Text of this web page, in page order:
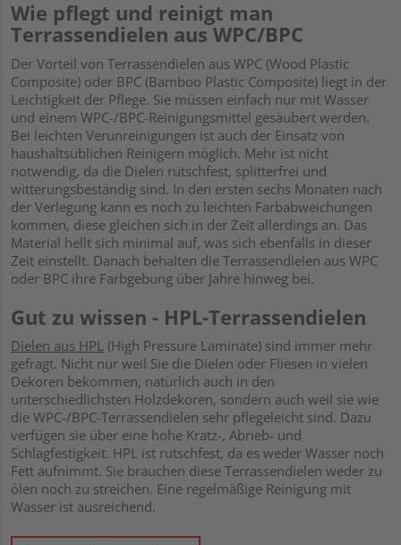
Wie pflegt und reinigt man
Terrassendielen aus WPC/BPC
Der Vorteil von Terrassendielen aus WPC (Wood Plastic
Composite) oder BPC (Bamboo Plastic Composite) liegt in der
Leichtigkeit der Pflege. Sie müssen einfach nur mit Wasser
und einem WPC-/BPC-Reinigungsmittel gesäubert werden.
Bei leichten Verunreinigungen ist auch der Einsatz von
haushaltsüblichen Reinigern möglich. Mehr ist nicht
notwendig, da die Dielen rutschfest, splitterfrei und
witterungsbeständig sind. In den ersten sechs Monaten nach
der Verlegung kann es noch zu leichten Farbabweichungen
kommen, diese gleichen sich in der Zeit allerdings an. Das
Material hellt sich minimal auf, was sich ebenfalls in dieser
Zeit einstellt. Danach behalten die Terrassendielen aus WPC
oder BPC ihre Farbgebung über Jahre hinweg bei.
Gut zu wissen - HPL-Terrassendielen
Dielen aus HPL (High Pressure Laminate) sind immer mehr
gefragt. Nicht nur weil Sie die Dielen oder Fliesen in vielen
Dekoren bekommen, natürlich auch in den
unterschiedlichsten Holzdekoren, sondern auch weil sie wie
die WPC-/BPC-Terrassendielen sehr pflegeleicht sind. Dazu
verfügen sie über eine hohe Kratz-, Abrieb- und
Schlagfestigkeit. HPL ist rutschfest, da es weder Wasser noch
Fett aufnimmt. Sie brauchen diese Terrassendielen weder zu
ölen noch zu streichen. Eine regelmäßige Reinigung mit
Wasser ist ausreichend.